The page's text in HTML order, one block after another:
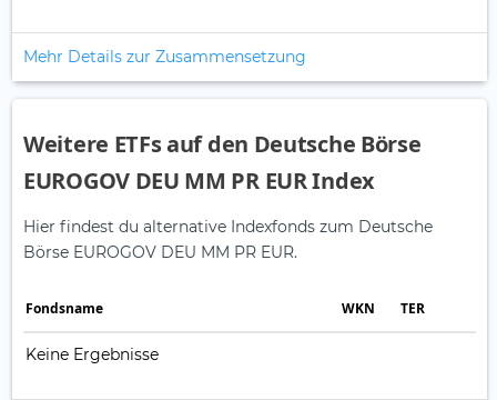
Mehr Details zur Zusammensetzung
Weitere ETFs auf den Deutsche Börse
EUROGOV DEU MM PR EUR Index
Hier findest du alternative Indexfonds zum Deutsche
Börse EUROGOV DEU MM PR EUR.
Fonds­name WKN TER
Keine Ergebnisse